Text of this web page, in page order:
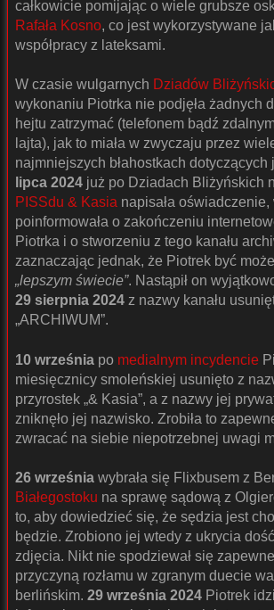
całkowicie pomijając o wiele grubsze
Rafała Kosno, co jest wykorzystywane
współpracy z lateksami.
W czasie wulgarnych Dziadów
wykonaniu Piotrka nie podjęła żadnych
hejtu zatrzymać (telefonem bądź
lajta), jak to miała w zwyczaju przez
najmniejszych błahostkach dotyczących
lipca 2024 już po Dziadach Bliżyńskich
PISSdu & Kasia napisała oświadczenie,
poinformowała o zakończeniu
Piotrka i o stworzeniu z tego kanału
zaznaczając jednak, że Piotrek być
„lepszym świecie”. Nastąpił on
29 sierpnia 2024 z nazwy kanału
„ARCHIWUM”.
10 września po medialnym incydencie
miesięcznicy smoleńskiej usunięto z
przyrostek „& Kasia”, a z nazwy jej
zniknęło jej nazwisko. Zrobiła to
zwracać na siebie niepotrzebnej uwagi
26 września wybrała się Flixbusem z
Białegostoku na sprawę sądową z
to, aby dowiedzieć się, że sędzia jest
będzie. Zrobiono jej wtedy z ukrycia
zdjęcia. Nikt nie spodziewał się
przyczyną rozłamu w zgranym duecie
berlińskim. 29 września 2024 Piotrek